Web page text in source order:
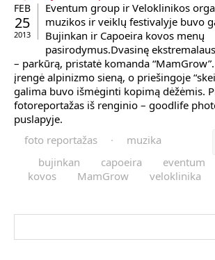
FEB
25
2013
Eventum group ir Veloklinikos
muzikos ir veiklų festivalyje buvo
Bujinkan ir Capoeira kovos menų
pasirodymus.Dvasinę
– parkūrą, pristatė komanda
įrengė alpinizmo sieną, o priešingoje
galima buvo išmėginti kopimą dėžėmis.
fotoreportažas iš renginio – goodlife
puslapyje.
foto reportažas ·
muzika
bujinkan
capoeira eventum
kovos
MamGrow veloklinika